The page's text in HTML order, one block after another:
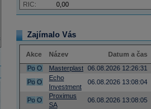
RIC: 0,00
Zajímalo Vás
Akce Název
Datum a čas
Po O Masterplast 06.08.2026 12:26:31
Po O
Echo
Investment
06.08.2026 13:08:04
Po O
Proximus
SA
06.08.2026 13:08:05